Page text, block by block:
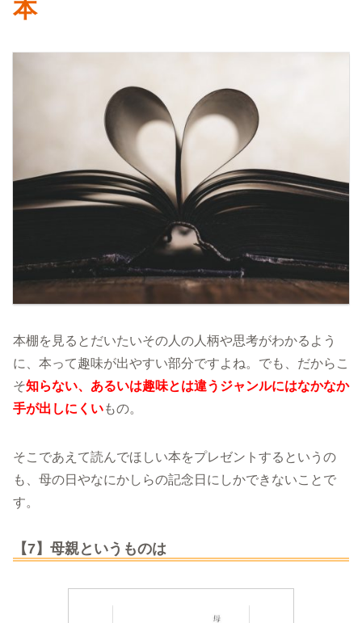
本
本棚を見るとだいたいその人の人柄や思考がわかるよう
に、本って趣味が出やすい部分ですよね。でも、だからこ
そ知らない、あるいは趣味とは違うジャンルにはなかなか
手が出しにくいもの。
そこであえて読んでほしい本をプレゼントするというの
も、母の日やなにかしらの記念日にしかできないことで
す。
【7】母親というものは